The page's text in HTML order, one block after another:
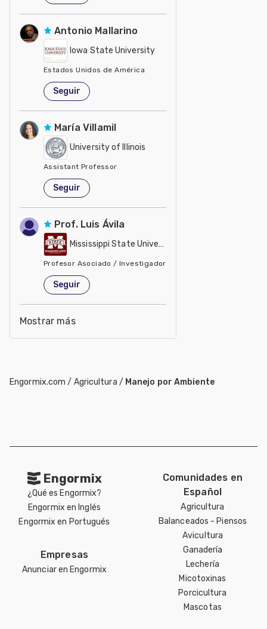
Antonio Mallarino
Iowa State University
Estados Unidos de América
Seguir
María Villamil
University of Illinois
Assistant Professor
Estados Unidos de América
Seguir
Prof. Luis Ávila
Mississippi State University
Profesor Asociado / Investigador
Estados Unidos de América
Seguir
Mostrar más
Engormix.com / Agricultura / Manejo por Ambiente
Engormix
¿Qué es Engormix?
Engormix en Inglés
Engormix en Portugués
Empresas
Anunciar en Engormix
Comunidades en
Español
Agricultura
Balanceados - Piensos
Avicultura
Ganadería
Lechería
Micotoxinas
Porcicultura
Mascotas